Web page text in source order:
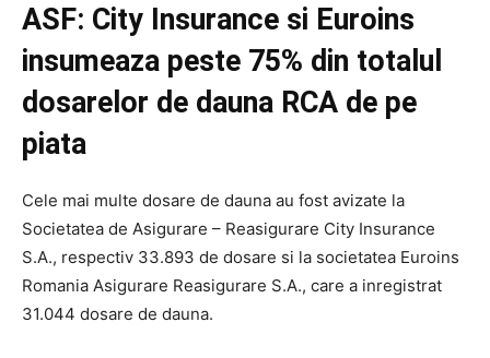
ASF: City Insurance si Euroins
insumeaza peste 75% din totalul
dosarelor de dauna RCA de pe
piata
Cele mai multe dosare de dauna au fost avizate la
Societatea de Asigurare – Reasigurare City Insurance
S.A., respectiv 33.893 de dosare si la societatea Euroins
Romania Asigurare Reasigurare S.A., care a inregistrat
31.044 dosare de dauna.